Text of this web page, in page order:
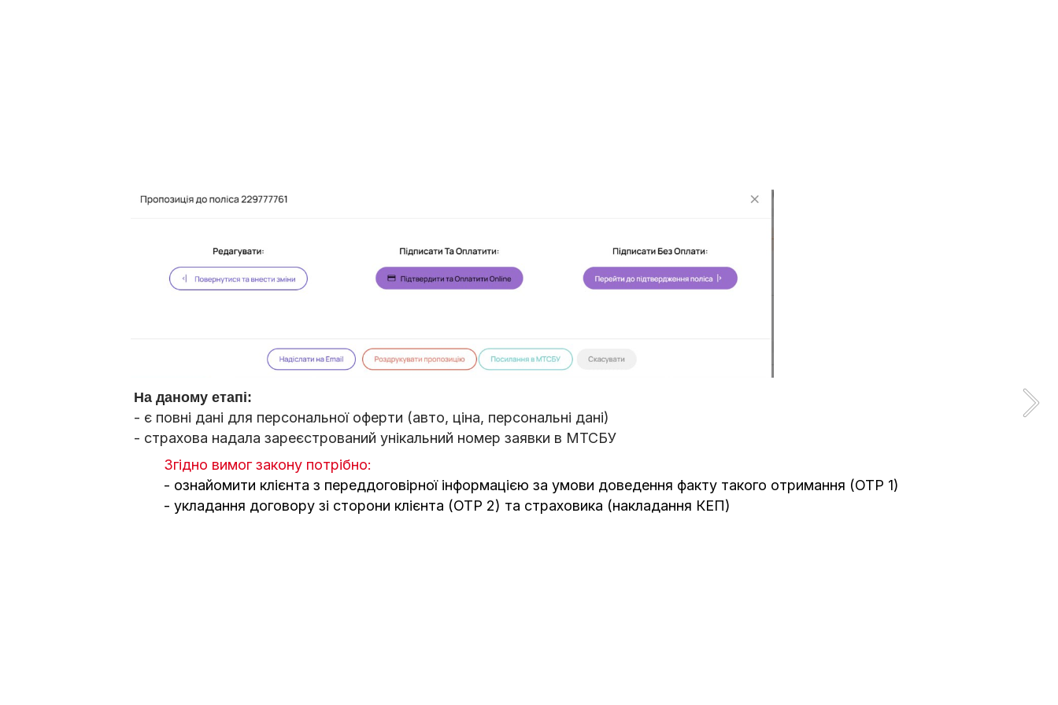
На даному етапі:
- є повні дані для персональної оферти (авто, ціна, персональні дані)
- страхова надала зареєстрований унікальний номер заявки в МТСБУ
Згідно вимог закону потрібно:
- ознайомити клієнта з переддоговірної інформацією за умови доведення факту такого отримання (OTP 1)
- укладання договору зі сторони клієнта (OTP 2) та страховика (накладання КЕП)